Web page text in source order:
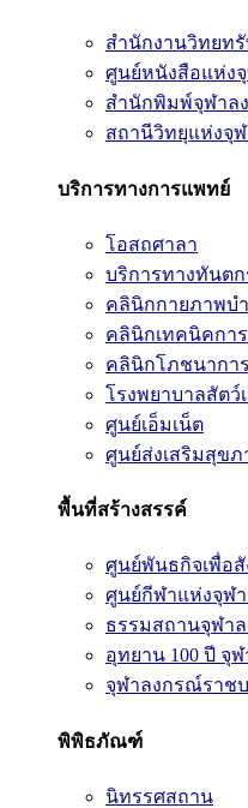
สำนักงานวิทยท
ศูนย์หนังสือแห่ง
สำนักพิมพ์จุฬาล
สถานีวิทยุแห่งจุฬ
บริการทางการแพทย์
โอสถศาลา
บริการทางทันตก
คลินิกกายภาพบ
คลินิกเทคนิคกา
คลินิกโภชนากา
โรงพยาบาลสัตว์
ศูนย์เอ็มเน็ต
ศูนย์ส่งเสริมสุขภ
พื้นที่สร้างสรรค์
ศูนย์พันธกิจเพื่อ
ศูนย์กีฬาแห่งจุฬ
ธรรมสถานจุฬา
อุทยาน 100 ปี จุฬ
จุฬาลงกรณ์ราช
พิพิธภัณฑ์
นิทรรศสถาน